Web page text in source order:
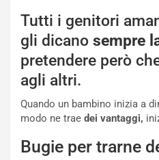
Tutti i genitori
gli dicano sempre
pretendere però
agli altri.
Quando un bambino inizia a
modo ne trae dei vantaggi,
Bugie per trarne